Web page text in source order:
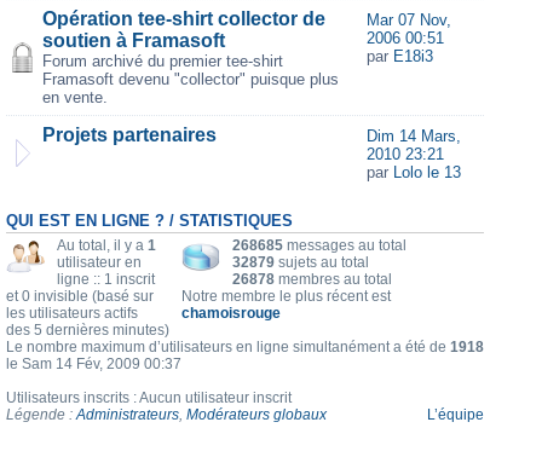
Opération tee-shirt collector de
soutien à Framasoft
Forum archivé du premier tee-shirt
Framasoft devenu "collector" puisque plus
en vente.
Mar 07 Nov,
2006 00:51
par E18i3
Projets partenaires
Dim 14 Mars,
2010 23:21
par Lolo le 13
QUI EST EN LIGNE ? / STATISTIQUES
268685 messages au total
32879 sujets au total
26878 membres au total
Notre membre le plus récent est
chamoisrouge
Au total, il y a 1
utilisateur en
ligne :: 1 inscrit
et 0 invisible (basé sur
les utilisateurs actifs
des 5 dernières minutes)
Le nombre maximum d’utilisateurs en ligne simultanément a été de 1918
le Sam 14 Fév, 2009 00:37
Utilisateurs inscrits : Aucun utilisateur inscrit
Légende :Administrateurs, Modérateurs globaux L’équipe